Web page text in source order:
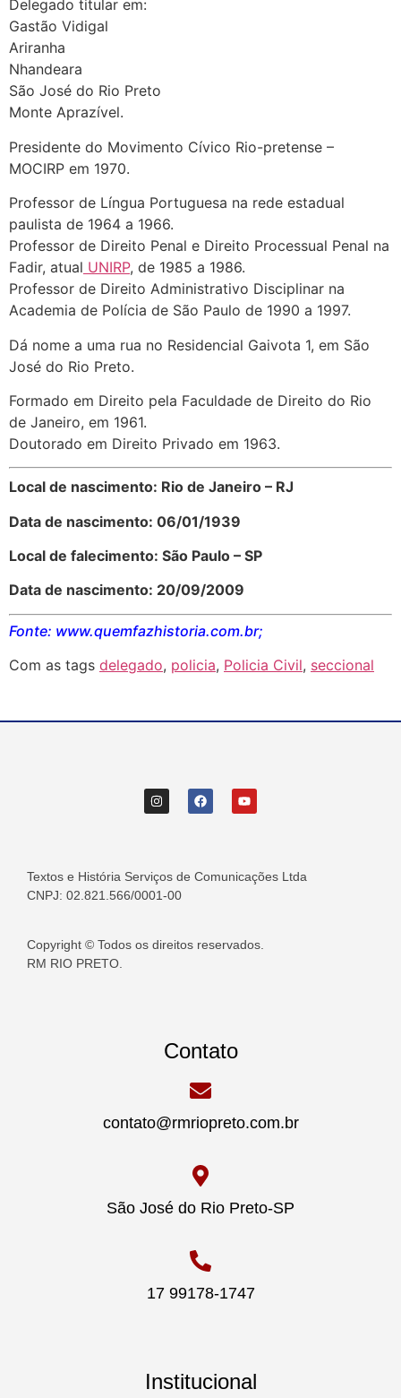
Delegado titular em:
Gastão Vidigal
Ariranha
Nhandeara
São José do Rio Preto
Monte Aprazível.
Presidente do Movimento Cívico Rio-pretense –
MOCIRP em 1970.
Professor de Língua Portuguesa na rede estadual
paulista de 1964 a 1966.
Professor de Direito Penal e Direito Processual Penal na
Fadir, atual UNIRP, de 1985 a 1986.
Professor de Direito Administrativo Disciplinar na
Academia de Polícia de São Paulo de 1990 a 1997.
Dá nome a uma rua no Residencial Gaivota 1, em São
José do Rio Preto.
Formado em Direito pela Faculdade de Direito do Rio
de Janeiro, em 1961.
Doutorado em Direito Privado em 1963.
Local de nascimento: Rio de Janeiro – RJ
Data de nascimento: 06/01/1939
Local de falecimento: São Paulo – SP
Data de nascimento: 20/09/2009
Fonte: www.quemfazhistoria.com.br;
Com as tags delegado, policia, Policia Civil, seccional
Textos e História Serviços de Comunicações Ltda
CNPJ: 02.821.566/0001-00
Copyright © Todos os direitos reservados.
RM RIO PRETO.
Contato
contato@rmriopreto.com.br
São José do Rio Preto-SP
17 99178-1747
Institucional